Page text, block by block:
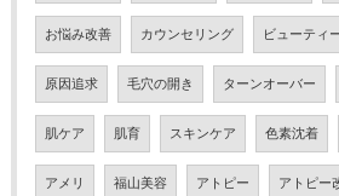
お悩み改善 カウンセリング ビューティ
原因追求 毛穴の開き ターンオーバー
肌ケア 肌育 スキンケア 色素沈着
アメリ 福山美容 アトピー アトピー